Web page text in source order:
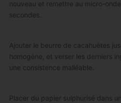
nouveau et remettre au micro-
secondes.
Ajouter le beurre de cacahuètes
homogène, et verser les derniers
une consistence malléable.
Placer du papier sulphurisé dans